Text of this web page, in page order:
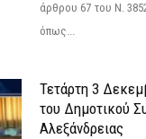
άρθρου 67 του Ν.
όπως...
Τετάρτη 3
του Δημοτικού
Αλεξάνδρειας